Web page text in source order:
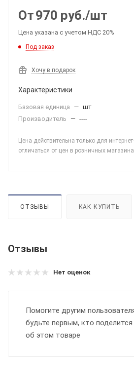
От970 руб./шт
Цена указана с учетом НДС 20%
Под заказ
Хочу в подарок
Характеристики
Базовая единица — шт
Производитель
— ----
Цена действительна только для
отличаться от цен в розничных
ОТЗЫВЫ КАК КУПИТЬ
Отзывы
Нет оценок
Помогите другим
будьте первым, кто
об этом товаре